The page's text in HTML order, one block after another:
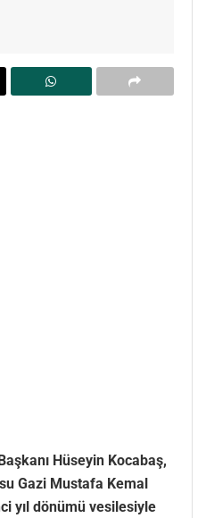
Hüseyin Kocabaş,
Gazi Mustafa Kemal
yıl dönümü vesilesiyle